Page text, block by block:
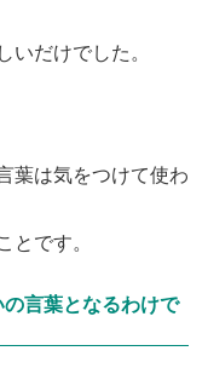
だけでした。
葉は気をつけて使わ
です。
言葉となるわけで